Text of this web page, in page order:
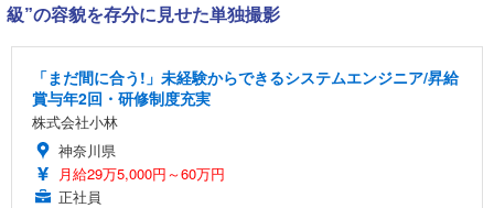
級”の容貌を存分に見せた単独撮影
「まだ間に合う!」未経験からできるシステムエンジニア/昇給
賞与年2回・研修制度充実
株式会社小林
神奈川県
月給29万5,000円～60万円
正社員